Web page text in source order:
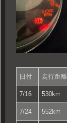
日付 走行距離
7/16 530km
7/24 552km